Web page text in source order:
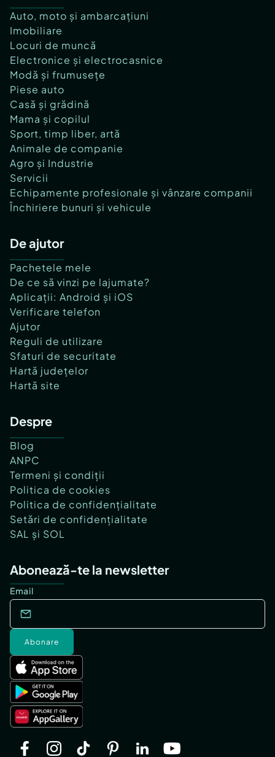
Auto, moto și ambarcațiuni
Imobiliare
Locuri de muncă
Electronice și electrocasnice
Modă și frumusețe
Piese auto
Casă și grădină
Mama și copilul
Sport, timp liber, artă
Animale de companie
Agro și Industrie
Servicii
Echipamente profesionale și vânzare companii
Închiriere bunuri și vehicule
De ajutor
Pachetele mele
De ce să vinzi pe lajumate?
Aplicații: Android și iOS
Verificare telefon
Ajutor
Reguli de utilizare
Sfaturi de securitate
Hartă județelor
Hartă site
Despre
Blog
ANPC
Termeni și condiții
Politica de cookies
Politica de confidențialitate
Setări de confidențialitate
SAL și SOL
Abonează-te la newsletter
Email
Abonare